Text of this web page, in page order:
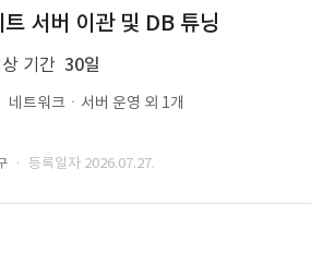
서버 이관 및 DB 튜닝
기간 30일
네트워크ㆍ서버 운영 외 1개
· 등록일자 2026.07.27.